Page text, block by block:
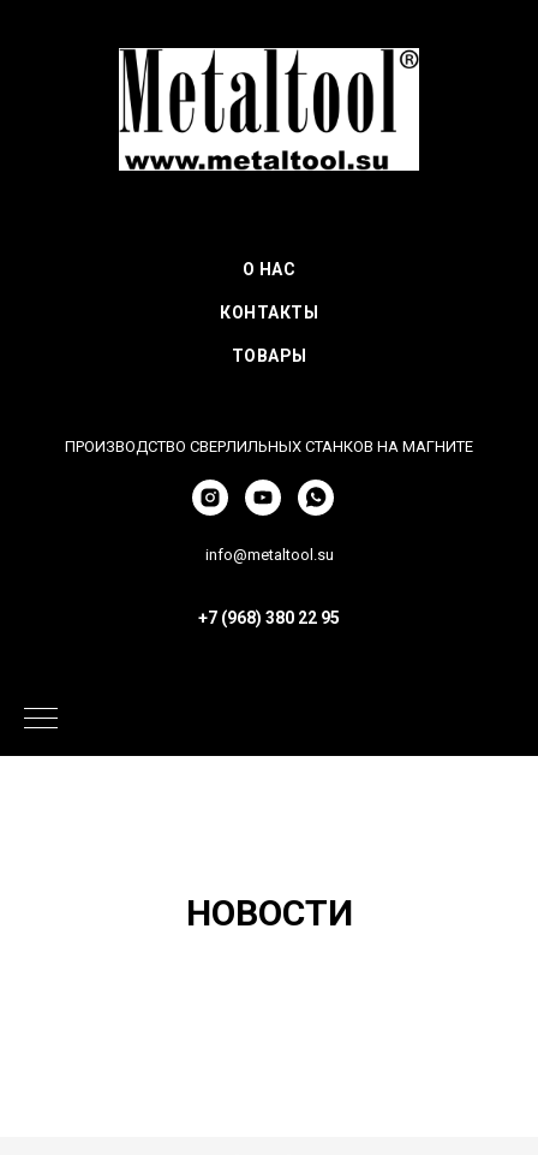
О НАС
КОНТАКТЫ
ТОВАРЫ
ПРОИЗВОДСТВО СВЕРЛИЛЬНЫХ СТАНКОВ НА МАГНИТЕ
info@metaltool.su
+7 (968) 380 22 95
НОВОСТИ